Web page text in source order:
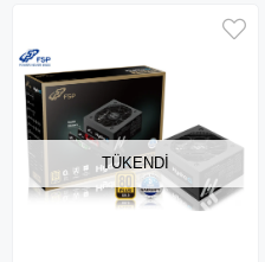
TÜKENDI